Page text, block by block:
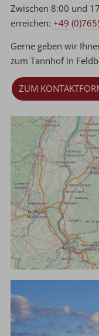
Zwischen 8:00 und
erreichen:+49
Gerne geben wir
zum Tannhof in
ZUM